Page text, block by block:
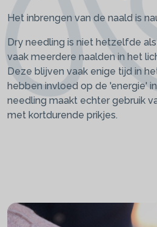
Het inbrengen van de naald is
Dry needling is niet hetzelfde
vaak meerdere naalden in het
Deze blijven vaak enige tijd in
hebben invloed op de 'energie'
needling maakt echter gebruik
met kortdurende prikjes.